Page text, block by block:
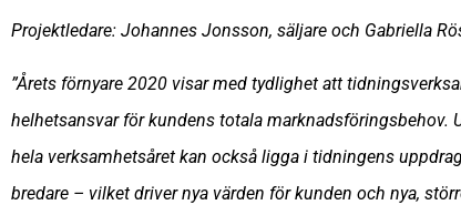
Projektledare: Johannes Jonsson, säljare och Gabriella
”Årets förnyare 2020 visar med tydlighet att
helhetsansvar för kundens totala
hela verksamhetsåret kan också ligga i tidningens
bredare – vilket driver nya värden för kunden och nya,